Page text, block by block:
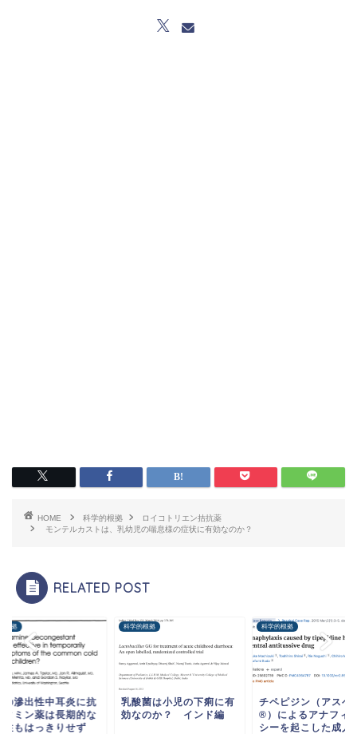
HOME 科学的根拠
ロイコトリエン拮抗薬
モンテルカストは、乳幼児の喘息様の症状に有効なのか？
RELATED POST
根拠
の滲出性中耳炎に抗
タミン薬は長期的な
性もはっきりせず
科学的根拠
乳酸菌は小児の下痢に有
効なのか？ インド編
科学的根拠
チペピジン（アスベ
®︎）によるアナフィ
シーを起こした成人